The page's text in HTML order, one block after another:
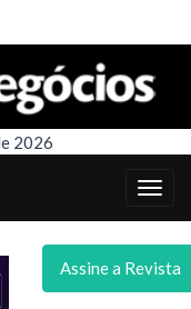
2026
Assine a Revista